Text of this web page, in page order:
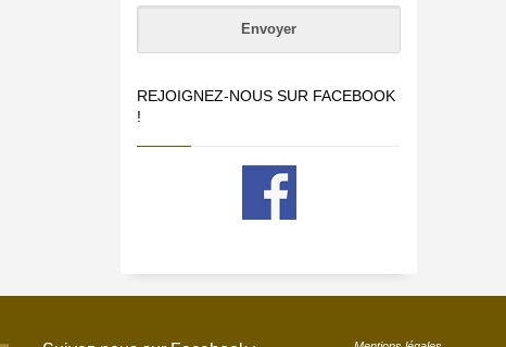
REJOIGNEZ-NOUS SUR FACEBOOK
!